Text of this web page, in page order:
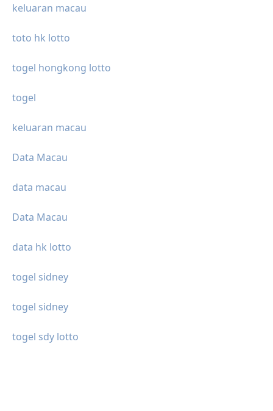
keluaran macau
toto hk lotto
togel hongkong lotto
togel
keluaran macau
Data Macau
data macau
Data Macau
data hk lotto
togel sidney
togel sidney
togel sdy lotto